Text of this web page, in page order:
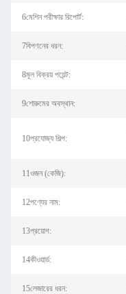
6মেশিন পরীক্ষার রিপোর্ট:
7বিপণনের ধরন:
8মূল বিক্রয় পয়েন্ট:
9শোরুমের অবস্থান:
10প্রযোজ্য শিল্প:
11ওজন (কেজি):
12পণ্যের নাম:
13প্রয়োগ:
14কীওয়ার্ড:
15লেজারের ধরন: